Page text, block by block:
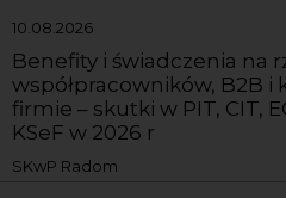
10.08.2026
Benefity i świadczenia na
współpracowników, B2B i
firmie – skutki w PIT, CIT,
KSeF w 2026 r
SKwP Radom